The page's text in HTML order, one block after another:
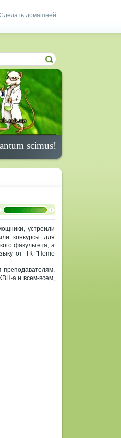
домашней
scimus!
устроили
конкурсы для
факультета, а
от ТК "Homo
а и всем-всем,